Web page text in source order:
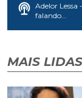
Adelor
falando...
MAIS